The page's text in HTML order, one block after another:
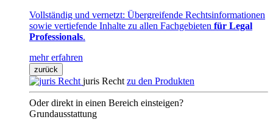
Vollständig und vernetzt: Übergreifende Rechtsinformationen
sowie vertiefende Inhalte zu allen Fachgebieten für Legal
Professionals.
mehr erfahren
zurück
juris Recht zu den Produkten
Oder direkt in einen Bereich einsteigen?
Grundausstattung